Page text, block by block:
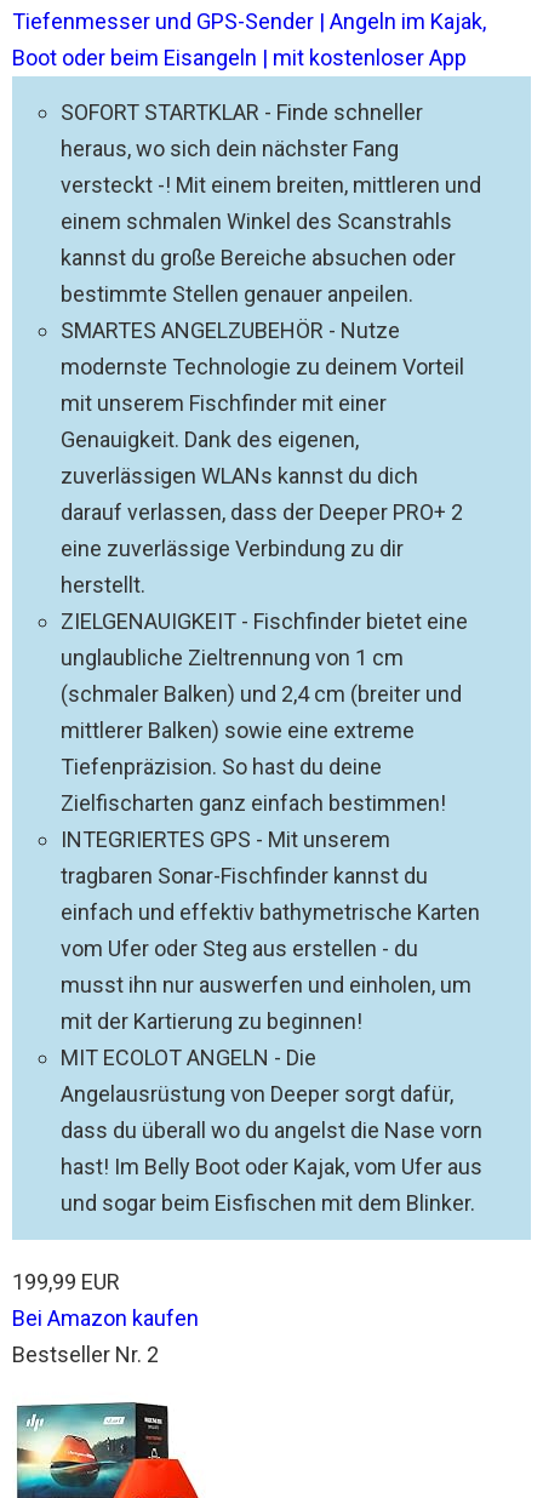
Tiefenmesser und GPS-Sender | Angeln im Kajak,
Boot oder beim Eisangeln | mit kostenloser App
SOFORT STARTKLAR - Finde schneller
heraus, wo sich dein nächster Fang
versteckt -! Mit einem breiten, mittleren und
einem schmalen Winkel des Scanstrahls
kannst du große Bereiche absuchen oder
bestimmte Stellen genauer anpeilen.
SMARTES ANGELZUBEHÖR - Nutze
modernste Technologie zu deinem Vorteil
mit unserem Fischfinder mit einer
Genauigkeit. Dank des eigenen,
zuverlässigen WLANs kannst du dich
darauf verlassen, dass der Deeper PRO+ 2
eine zuverlässige Verbindung zu dir
herstellt.
ZIELGENAUIGKEIT - Fischfinder bietet eine
unglaubliche Zieltrennung von 1 cm
(schmaler Balken) und 2,4 cm (breiter und
mittlerer Balken) sowie eine extreme
Tiefenpräzision. So hast du deine
Zielfischarten ganz einfach bestimmen!
INTEGRIERTES GPS - Mit unserem
tragbaren Sonar-Fischfinder kannst du
einfach und effektiv bathymetrische Karten
vom Ufer oder Steg aus erstellen - du
musst ihn nur auswerfen und einholen, um
mit der Kartierung zu beginnen!
MIT ECOLOT ANGELN - Die
Angelausrüstung von Deeper sorgt dafür,
dass du überall wo du angelst die Nase vorn
hast! Im Belly Boot oder Kajak, vom Ufer aus
und sogar beim Eisfischen mit dem Blinker.
199,99 EUR
Bei Amazon kaufen
Bestseller Nr. 2